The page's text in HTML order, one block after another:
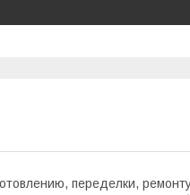
переделки,